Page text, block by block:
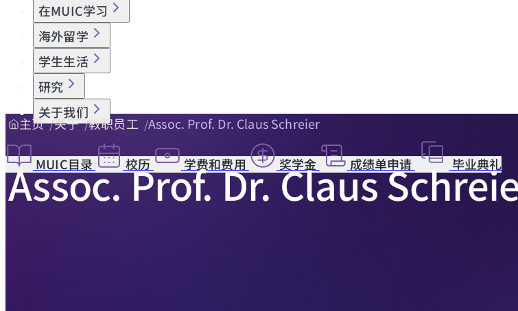
在MUIC学习
海外留学
学生生活
研究
关于我们
MUIC目录 校历 学费和费用 奖学金 成绩单申请 毕业典礼
主页 关于 教职员工 Assoc. Prof. Dr. Claus Schreier
Assoc. Prof. Dr. Claus